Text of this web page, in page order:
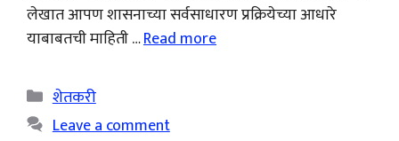
लेखात आपण शासनाच्या सर्वसाधारण प्रक्रियेच्या आधारे
याबाबतची माहिती …Read more
Categories
शेतकरी
Leave a comment